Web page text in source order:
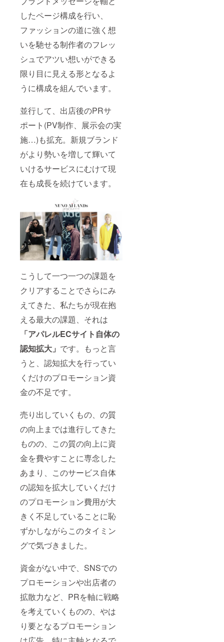
したページ構成を行い、
ファッションの道に強く想
いを馳せる制作者のフレッ
シュでアツい想いができる
限り目に見える形となるよ
うに構成を組んでいます。
並行して、出店後のPRサ
ポート(PV制作、展示会の実
施…)も拡充。新規ブランド
がより勢いを増して輝いて
いけるサービスにむけて現
在も成長を続けています。
こうして一つ一つの課題を
クリアすることでさらにみ
えてきた、私たちが現在抱
える最大の課題、それは
「アパレルECサイト自体の
認知拡大」 です。もっと言
うと、認知拡大を行ってい
くだけのプロモーション資
金の不足です。
売り出していくもの、の質
の向上までは進行してきた
ものの、この質の向上に資
金を費やすことに専念した
あまり、このサービス自体
の認知を拡大していくだけ
のプロモーション費用が大
きく不足していることに恥
ずかしながらこのタイミン
グで気づきました。
資金がない中で、SNSでの
プロモーションや出店者の
拡散力など、PRを軸に戦略
を考えていくものの、やは
り要となるプロモーション